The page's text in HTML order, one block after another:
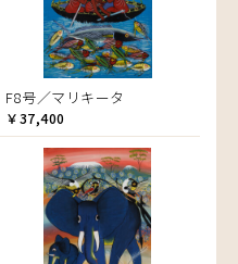
F8号／マリキータ
￥37,400